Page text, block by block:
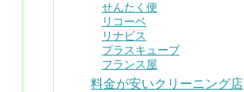
せんたく便
リコーベ
リナビス
プラスキューブ
フランス屋
料金が安いクリーニング店